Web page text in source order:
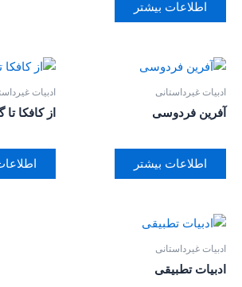
اطلاعات بیشتر
ادبیات غیرداستانی
آفرین فردوسی
اطلاعات بیشتر
ادبیات
از کافکا
ادبیات غیرداستانی
ادبیات تطبیقی